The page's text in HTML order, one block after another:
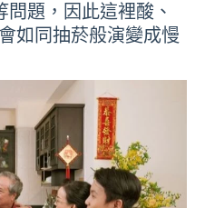
題，因此這裡酸、
如同抽菸般演變成慢